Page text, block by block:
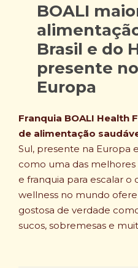
BOALI
Brasil e do
presente
Europa
Franquia BOALI Health
de alimentação
Sul, presente na Europa
como uma das
e franquia para escalar
wellness no mundo
gostosa de verdade
sucos, sobremesas e